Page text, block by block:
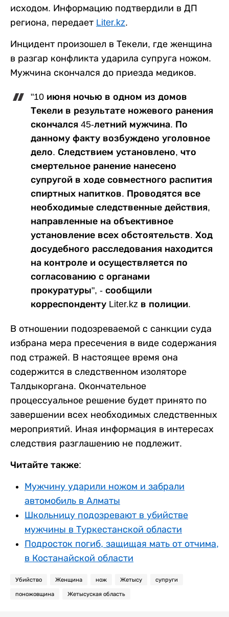
исходом. Информацию подтвердили в ДП
региона, передает Liter.kz.
Инцидент произошел в Текели, где женщина
в разгар конфликта ударила супруга ножом.
Мужчина скончался до приезда медиков.
"10 июня ночью в одном из домов
Текели в результате ножевого ранения
скончался 45-летний мужчина. По
данному факту возбуждено уголовное
дело. Следствием установлено, что
смертельное ранение нанесено
супругой в ходе совместного распития
спиртных напитков. Проводятся все
необходимые следственные действия,
направленные на объективное
установление всех обстоятельств. Ход
досудебного расследования находится
на контроле и осуществляется по
согласованию с органами
прокуратуры", - сообщили
корреспонденту Liter.kz в полиции.
В отношении подозреваемой с санкции суда
избрана мера пресечения в виде содержания
под стражей. В настоящее время она
содержится в следственном изоляторе
Талдыкоргана. Окончательное
процессуальное решение будет принято по
завершении всех необходимых следственных
мероприятий. Иная информация в интересах
следствия разглашению не подлежит.
Читайте также:
Мужчину ударили ножом и забрали
автомобиль в Алматы
Школьницу подозревают в убийстве
мужчины в Туркестанской области
Подросток погиб, защищая мать от отчима,
в Костанайской области
Убийство Женщина нож Жетысу супруги
поножовщина Жетысуская область